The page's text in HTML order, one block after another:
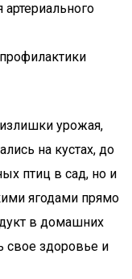
урожая,
на кустах, до
птиц в сад, но и
ягодами прямо
в домашних
свое здоровье и